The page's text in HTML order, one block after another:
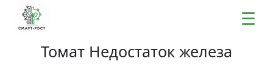
☰
Томат Недостаток железа